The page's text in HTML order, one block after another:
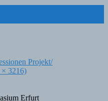
Projekt/
3216)
Erfurt